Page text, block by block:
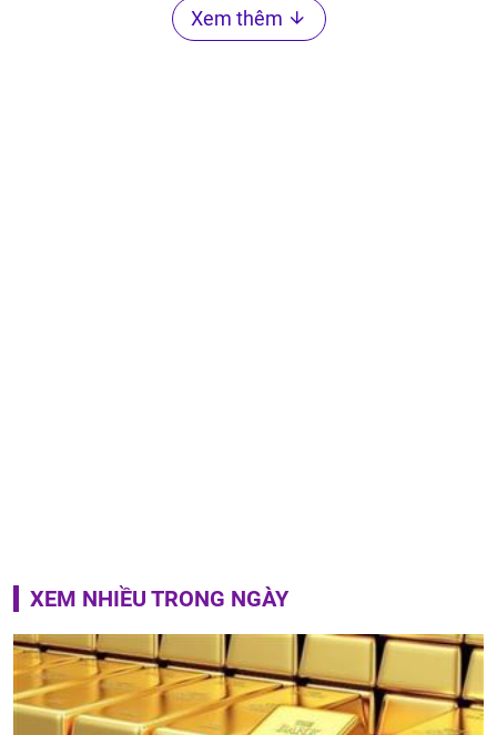
Xem thêm
XEM NHIỀU TRONG NGÀY